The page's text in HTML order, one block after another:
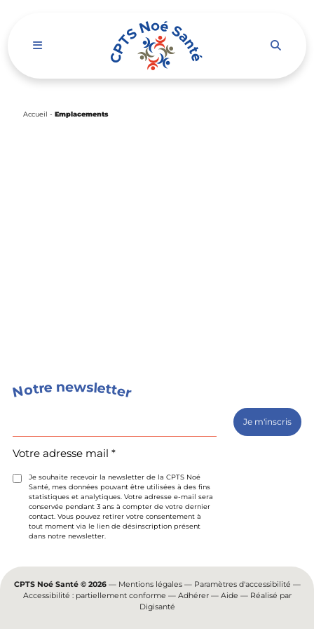
Ouvrir le menu de navigation mobile
Accueil - Emplacements
Notre newsletter
mail
(Nécessaire)
Votre adresse mail *
Je souhaite recevoir la newsletter de la CPTS Noé
Santé, mes données pouvant être utilisées à des fins
statistiques et analytiques. Votre adresse e-mail sera
conservée pendant 3 ans à compter de votre dernier
contact. Vous pouvez retirer votre consentement à
tout moment via le lien de désinscription présent
dans notre newsletter.
CPTS Noé Santé © 2026 — Mentions légales— Paramètres d'accessibilité —
Accessibilité : partiellement conforme — Adhérer— Aide — Réalisé par
Digisanté